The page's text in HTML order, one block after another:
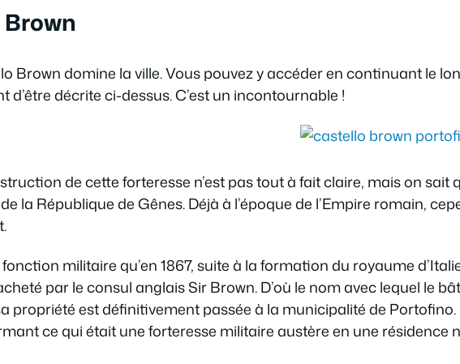
Brown domine la ville. Vous pouvez y accéder en continuant le
d’être décrite ci-dessus. C’est un incontournable !
de cette forteresse n’est pas tout à fait claire, mais on sait
la République de Gênes. Déjà à l’époque de l’Empire romain,
militaire qu’en 1867, suite à la formation du royaume
par le consul anglais Sir Brown. D’où le nom avec lequel le
propriété est définitivement passée à la municipalité de
ce qui était une forteresse militaire austère en une résidence